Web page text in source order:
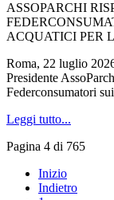
ASSOPARCHI
ACQUATICI PER
Roma, 22 luglio
Presidente
Federconsumatori
Leggi tutto...
Pagina 4 di 765
Inizio
Indietro